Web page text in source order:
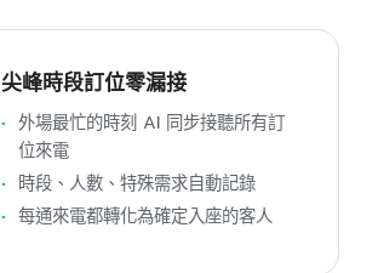
尖峰時段訂位零漏接
外場最忙的時刻 AI 同步接聽所有訂
位來電
時段、人數、特殊需求自動記錄
每通來電都轉化為確定入座的客人